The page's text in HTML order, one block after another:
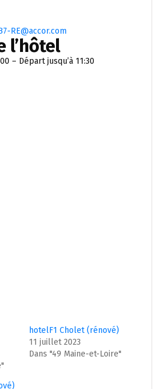
RE@accor.com
l’hôtel
– Départ jusqu’à 11:30
hotelF1 Cholet (rénové)
11 juillet 2023
Dans "49 Maine-et-Loire"